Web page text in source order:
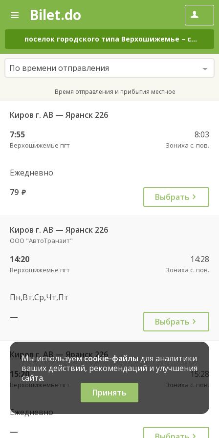
—
Поиск
и
покупка
билетов
на
автобус
онлайн
Bilet.do
поселок городского типа Верхошижемье – село Зониха
По времени отправления
Время отправления и прибытия местное
Киров г. АВ — Яранск 226
7:55
Верхошижемье пгт
8:03
Зониха с. пов.
Ежедневно
79 руб. Выбрать
Киров г. АВ — Яранск 226
ООО "АвтоТранзит"
14:20
Верхошижемье пгт
14:28
Зониха с. пов.
Пн,Вт,Ср,Чт,Пт
—
Выбрать
Киров г. АВ — Яранск 226
15:20
Верхошижемье пгт
15:28
Зониха с. пов.
Ежедневно
—
Мы используемcookie-файлы для аналитики
ваших действий, рекомендаций и улучшения
сайта.
Принять